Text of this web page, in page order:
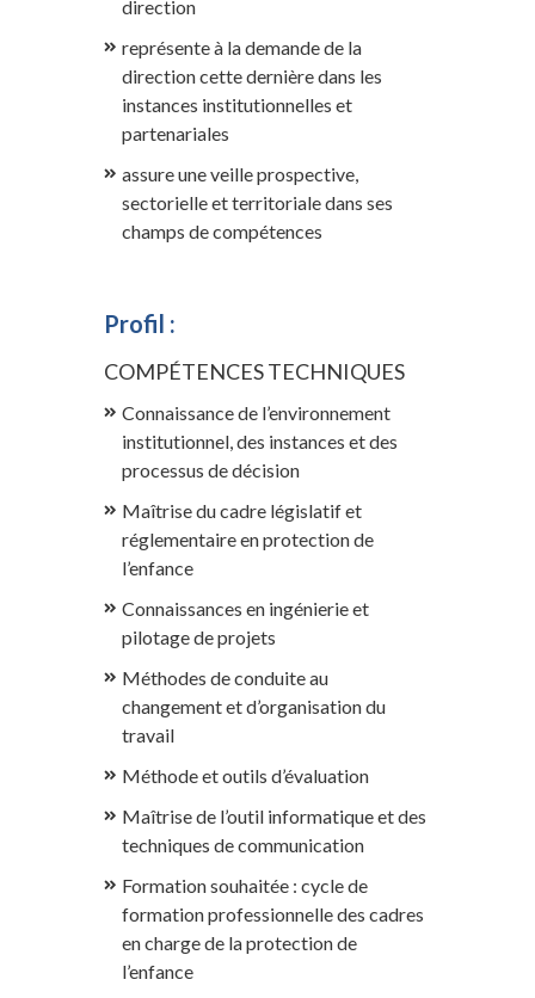
direction
représente à la demande de la
direction cette dernière dans les
instances institutionnelles et
partenariales
assure une veille prospective,
sectorielle et territoriale dans ses
champs de compétences
Profil :
COMPÉTENCES TECHNIQUES
Connaissance de l’environnement
institutionnel, des instances et des
processus de décision
Maîtrise du cadre législatif et
réglementaire en protection de
l’enfance
Connaissances en ingénierie et
pilotage de projets
Méthodes de conduite au
changement et d’organisation du
travail
Méthode et outils d’évaluation
Maîtrise de l’outil informatique et des
techniques de communication
Formation souhaitée : cycle de
formation professionnelle des cadres
en charge de la protection de
l’enfance